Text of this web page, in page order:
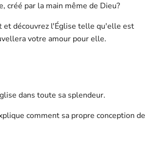
créé par la main même de Dieu?
et découvrez l'Église telle qu'elle est
votre amour pour elle.
dans toute sa splendeur.
comment sa propre conception de